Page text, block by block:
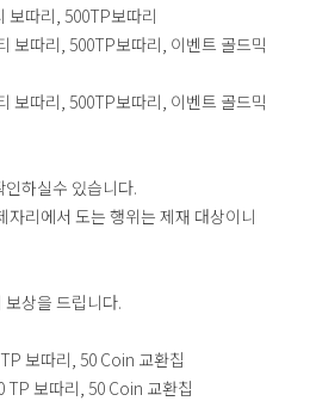
따리, 500TP보따리
보따리, 500TP보따리, 이벤트 골드믹
보따리, 500TP보따리, 이벤트 골드믹
하실수 있습니다.
자리에서 도는 행위는 제재 대상이니
상을 드립니다.
보따리, 50 Coin 교환칩
보따리, 50 Coin 교환칩